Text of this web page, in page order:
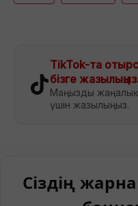
TikTok-та
бізге
Маңызды
үшін жазылыңыз.
Сіздің